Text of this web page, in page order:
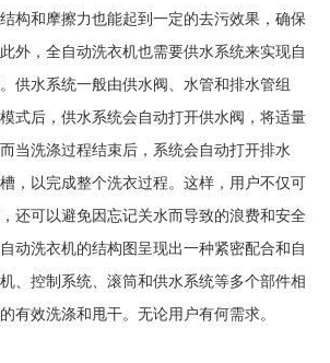
构和摩擦力也能起到一定的去污效果，确保
外，全自动洗衣机也需要供水系统来实现自
供水系统一般由供水阀、水管和排水管组
式后，供水系统会自动打开供水阀，将适量
当洗涤过程结束后，系统会自动打开排水
，以完成整个洗衣过程。这样，用户不仅可
还可以避免因忘记关水而导致的浪费和安全
动洗衣机的结构图呈现出一种紧密配合和自
、控制系统、滚筒和供水系统等多个部件相
有效洗涤和甩干。无论用户有何需求。